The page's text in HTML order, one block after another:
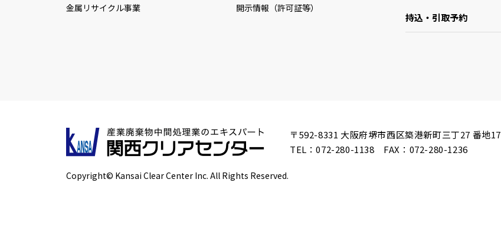
金属リサイクル事業
開示情報（許可証等）
持込・引取予約
〒592-8331 大阪府堺市西区築港新町三丁27 番地17
TEL：072-280-1138 FAX：072-280-1236
Copyright© Kansai Clear Center Inc. All Rights Reserved.